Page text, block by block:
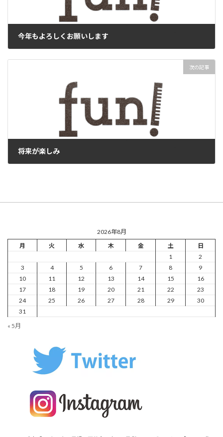
今年もよろしくお願いします
次の記事
将来が楽しみ
2026年8月
月
火 水 木 金 土
日
1
2
3
4 5 6 7 8
9
10
11 12 13 14 15
16
17
18 19 20 21 22
23
24
25 26 27 28 29
30
31
« 5月